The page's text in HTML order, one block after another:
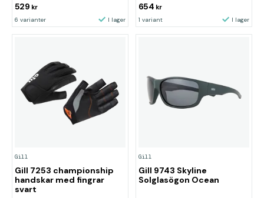
529 kr
6 varianter I lager
654 kr
1 variant I lager
Gill
Gill 7253 championship
handskar med fingrar
svart
Gill
Gill 9743 Skyline
Solglasögon Ocean